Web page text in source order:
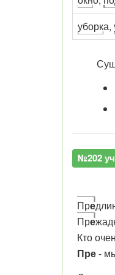
уборка,
№202
Пре
Пре
Кто
Пре-